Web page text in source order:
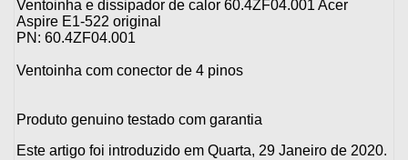
Ventoinha e dissipador de calor 60.4ZF04.001 Acer
Aspire E1-522 original
PN: 60.4ZF04.001
Ventoinha com conector de 4 pinos
Produto genuino testado com garantia
Este artigo foi introduzido em Quarta, 29 Janeiro de 2020.